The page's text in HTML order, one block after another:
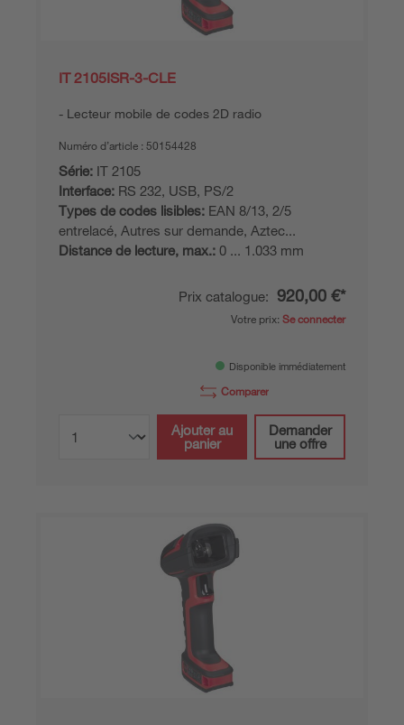
IT 2105ISR-3-CLE
Lecteur mobile de codes 2D radio
Numéro d’article : 50154428
Série: IT 2105
Interface: RS 232, USB, PS/2
Types de codes lisibles: EAN 8/13, 2/5
entrelacé, Autres sur demande, Aztec...
Distance de lecture, max.: 0 ... 1.033 mm
Prix catalogue: 920,00 €*
Votre prix: Se connecter
Disponible immédiatement
Comparer
Ajouter au
panier
Demander
une offre